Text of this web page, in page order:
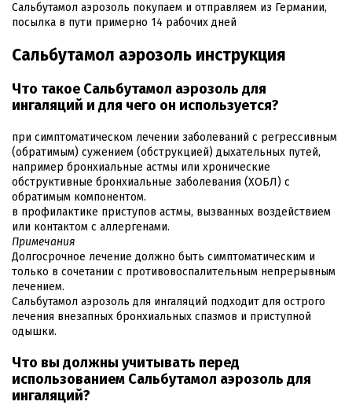
Сальбутамол аэрозоль покупаем и отправляем из Германии,
посылка в пути примерно 14 рабочих дней
Сальбутамол аэрозоль инструкция
Что такое Сальбутамол аэрозоль для
ингаляций и для чего он используется?
при симптоматическом лечении заболеваний с регрессивным
(обратимым) сужением (обструкцией) дыхательных путей,
например бронхиальные астмы или хронические
обструктивные бронхиальные заболевания (ХОБЛ) с
обратимым компонентом.
в профилактике приступов астмы, вызванных воздействием
или контактом с аллергенами.
Примечания
Долгосрочное лечение должно быть симптоматическим и
только в сочетании с противовоспалительным непрерывным
лечением.
Сальбутамол аэрозоль для ингаляций подходит для острого
лечения внезапных бронхиальных спазмов и приступной
одышки.
Что вы должны учитывать перед
использованием Сальбутамол аэрозоль для
ингаляций?